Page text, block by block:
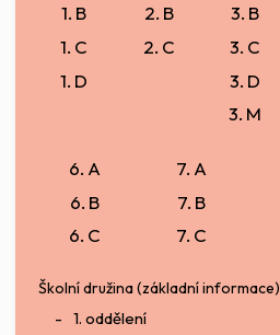
1. B
1. C
1. D
2. B
2. C
3. B
3. C
3. D
3. M
6. A
6. B
6. C
7. A
7. B
7. C
Školní družina (základní informace)
1. oddělení